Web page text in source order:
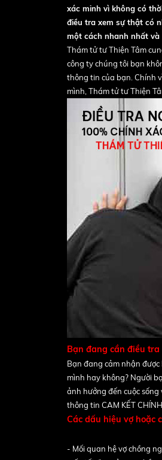
xác minh vì không có
điều tra xem sự thật có
một cách nhanh nhất
Thám tử tư Thiện Tâm
công ty chúng tôi bạn
thông tin của bạn. Chính
mình, Thám tử tư Thiện
Bạn đang cần điều
Bạn đang cảm nhận
mình hay không? Người
ảnh hưởng đến cuộc
thông tin CAM KẾT
Các dấu hiệu vợ hoặc
- Mối quan hệ vợ chồng